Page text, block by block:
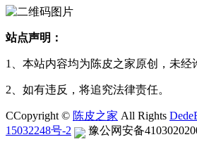
站点声明：
1、本站内容均为陈皮之家原创，未经
2、如有违反，将追究法律责任。
CCopyright © 陈皮之家 All Rights
15032248号-2
豫公网安备